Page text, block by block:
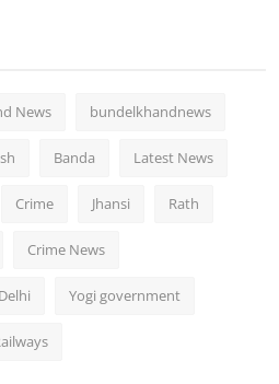
News bundelkhandnews
Banda Latest News
Crime Jhansi Rath
Crime News
Yogi government